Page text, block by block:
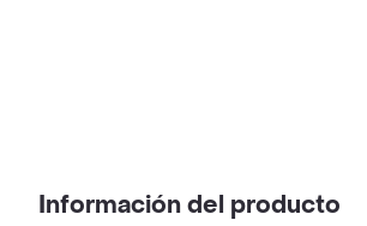
Información del producto